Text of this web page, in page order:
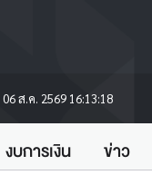
06 ส.ค. 2569 16:13:18
งบการเงิน ข่าว